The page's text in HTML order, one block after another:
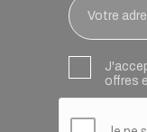
offres